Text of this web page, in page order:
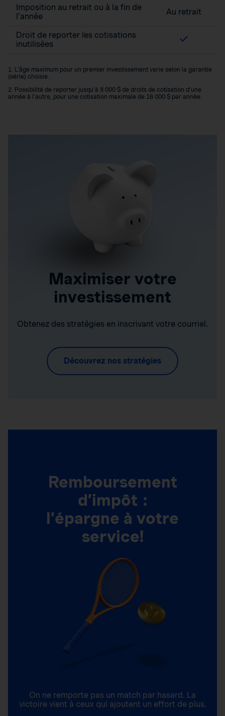
Imposition au retrait ou à la fin de
l’année
Au retrait
Droit de reporter les cotisations
inutilisées
1. L’âge maximum pour un premier investissement varie selon la garantie
(série) choisie.
2. Possibilité de reporter jusqu’à 8 000 $ de droits de cotisation d’une
année à l’autre, pour une cotisation maximale de 16 000 $ par année.
Maximiser votre
investissement
Obtenez des stratégies en inscrivant votre courriel.
Découvrez nos stratégies
Remboursement
d’impôt :
l’épargne à votre
service!
On ne remporte pas un match par hasard. La
victoire vient à ceux qui ajoutent un effort de plus.